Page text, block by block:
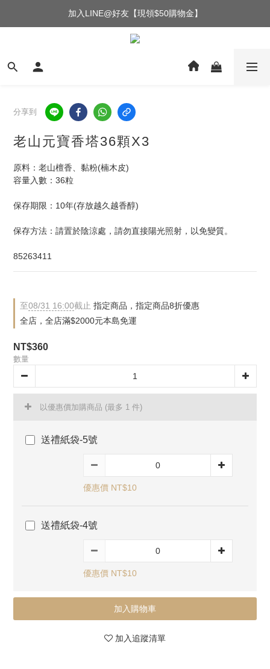
加入LINE@好友【現領$50購物金】
分享到
老山元寶香塔36顆X3
原料：老山檀香、黏粉(楠木皮)
容量入數：36粒
保存期限：10年(存放越久越香醇)
保存方法：請置於陰涼處，請勿直接陽光照射，以免變質。
85263411
至08/31 16:00截止 指定商品，指定商品8折優惠
全店，全店滿$2000元本島免運
NT$360
數量
以優惠價加購商品 (最多 1 件)
送禮紙袋-5號
優惠價 NT$10
送禮紙袋-4號
優惠價 NT$10
加入購物車
加入追蹤清單